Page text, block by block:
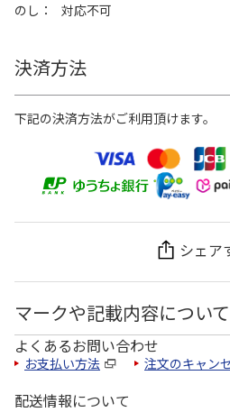
のし
対応不可
決済方法
下記の決済方法がご利用頂けます。
シェア
マークや記載内容について
よくあるお問い合わせ
お支払い方法 注文のキャン
配送情報について